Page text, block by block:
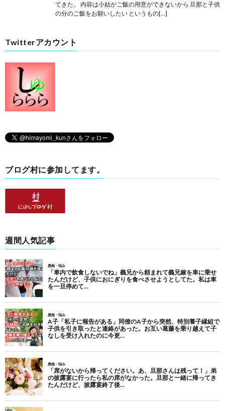
てきた。 内容は小姑がご飯の用意ができないから 旦那と子供
の分のご飯をお願いしたい というもの[…]
Twitterアカウント
ブログ村に参加してます。
週間人気記事